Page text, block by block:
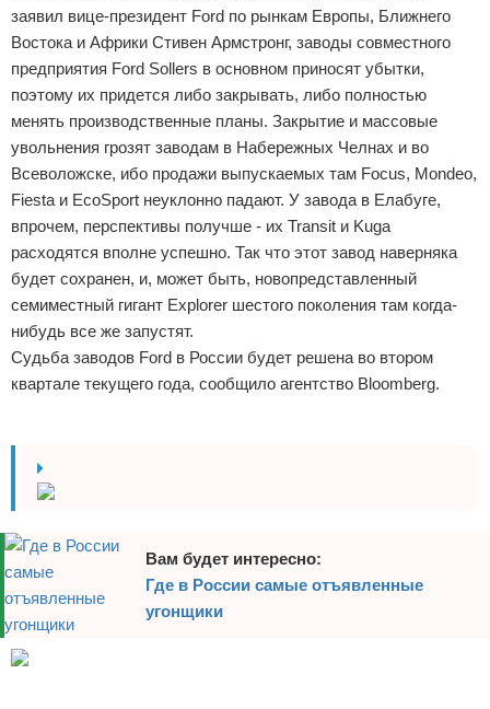
заявил вице-президент Ford по рынкам Европы, Ближнего
Востока и Африки Стивен Армстронг, заводы совместного
предприятия Ford Sollers в основном приносят убытки,
поэтому их придется либо закрывать, либо полностью
менять производственные планы. Закрытие и массовые
увольнения грозят заводам в Набережных Челнах и во
Всеволожске, ибо продажи выпускаемых там Focus, Mondeo,
Fiesta и EcoSport неуклонно падают. У завода в Елабуге,
впрочем, перспективы получше - их Transit и Kuga
расходятся вполне успешно. Так что этот завод наверняка
будет сохранен, и, может быть, новопредставленный
семиместный гигант Explorer шестого поколения там когда-
нибудь все же запустят.
Судьба заводов Ford в России будет решена во втором
квартале текущего года, сообщило агентство Bloomberg.
Вам будет интересно:
Где в России самые отъявленные
угонщики